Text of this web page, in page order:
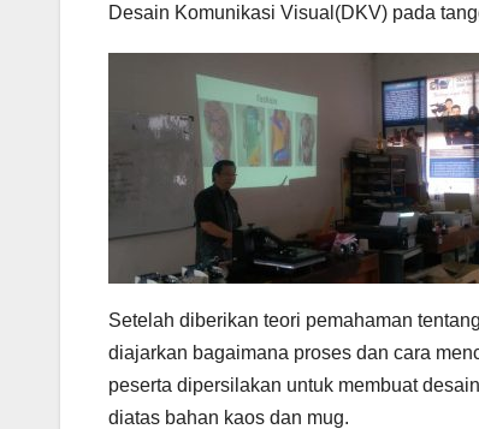
Desain Komunikasi Visual(DKV) pada
Setelah diberikan teori pemahaman
diajarkan bagaimana proses dan cara
peserta dipersilakan untuk membuat
diatas bahan kaos dan mug.